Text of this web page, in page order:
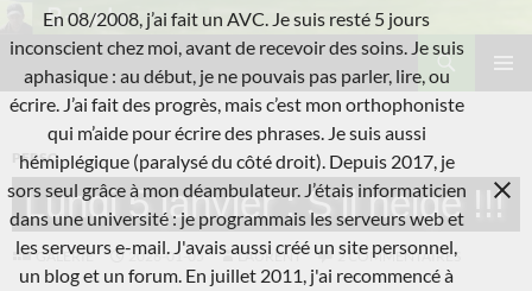
au
contenu
L'A.V.C.
Recherche
PERSO
Lundi 5 janvier : S’il neige !!!
GALERIE 2026-01-05 LAURENT 2 COMMENTAIRES
En 08/2008, j’ai fait un AVC. Je suis resté 5 jours
inconscient chez moi, avant de recevoir des soins. Je suis
aphasique : au début, je ne pouvais pas parler, lire, ou
écrire. J’ai fait des progrès, mais c’est mon orthophoniste
qui m’aide pour écrire des phrases. Je suis aussi
hémiplégique (paralysé du côté droit). Depuis 2017, je
sors seul grâce à mon déambulateur. J’étais informaticien
dans une université : je programmais les serveurs web et
les serveurs e-mail. J'avais aussi créé un site personnel,
un blog et un forum. En juillet 2011, j'ai recommencé à